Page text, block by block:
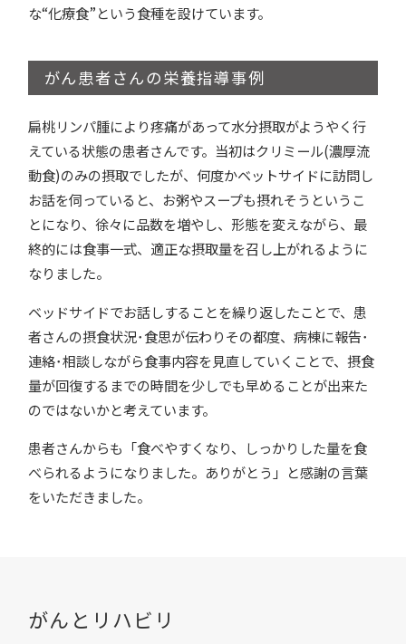
な“化療食”という食種を設けています。
がん患者さんの栄養指導事例
扁桃リンパ腫により疼痛があって水分摂取がようやく行
えている状態の患者さんです。当初はクリミール(濃厚流
動食)のみの摂取でしたが、何度かベットサイドに訪問し
お話を伺っていると、お粥やスープも摂れそうというこ
とになり、徐々に品数を増やし、形態を変えながら、最
終的には食事一式、適正な摂取量を召し上がれるように
なりました。
ベッドサイドでお話しすることを繰り返したことで、患
者さんの摂食状況･食思が伝わりその都度、病棟に報告･
連絡･相談しながら食事内容を見直していくことで、摂食
量が回復するまでの時間を少しでも早めることが出来た
のではないかと考えています。
患者さんからも「食べやすくなり、しっかりした量を食
べられるようになりました。ありがとう」と感謝の言葉
をいただきました。
がんとリハビリ